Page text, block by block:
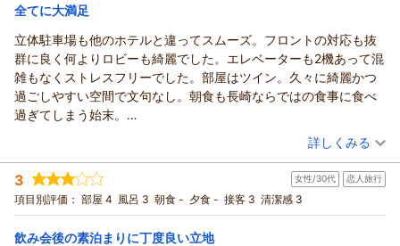
しいただけるホテルを目指して努めてまいります。
お忙しいところご投稿いただきありがとうございます。
お客様のまたのお越しを心よりお待ち申し上げております。
フロント 山田
支配人
この度はリッチモンドホテル長崎思案橋をご利用いただき誠に
ありがとうございます。
お部屋やスタッフに関するお褒めの言葉を頂戴し、スタッフ一
同大変嬉しく思います。
宿泊料金に関しましても、お客様のご期待にお応えできたよう
「長崎に泊まるときはここと決めている」とのお言葉は、私ど
もにとって何よりの励みでございます。
今後も快適にお過ごしいただけるよう、スタッフ一同努めてま
いります。
最後になりますが、お忙しいところご投稿いただき、ありがと
全てに大満足
立体駐車場も他のホテルと違ってスムーズ。フロントの対応も抜
群に良く何よりロビーも綺麗でした。エレベーターも2機あって混
雑もなくストレスフリーでした。部屋はツイン。久々に綺麗かつ
過ごしやすい空間で文句なし。朝食も長崎ならではの食事に食べ
過ぎてしまう始末。
（投稿日：2026/07/16）
宿泊時期： 2026年07月宿泊 (出張)
投稿者： おくさんさん
宿泊プラン： 【じゃらんのお得な10日間】【シンプルステイ】朝食付(6月)
シングル 朝のみ
宿泊価格帯： 8,001～9,000円(大人一人あたり/税込)
詳しくみる
3 女性/30代 恋人旅行
項目別評価： 部屋 4 風呂 3 朝食 - 夕食 - 接客 3 清潔感 3
飲み会後の素泊まりに丁度良い立地